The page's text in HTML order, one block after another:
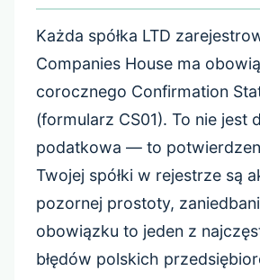
Każda spółka LTD
Companies House ma
corocznego Confirmation
(formularz CS01). To nie jest
podatkowa — to
Twojej spółki w rejestrze są
pozornej prostoty,
obowiązku to jeden z
błędów polskich